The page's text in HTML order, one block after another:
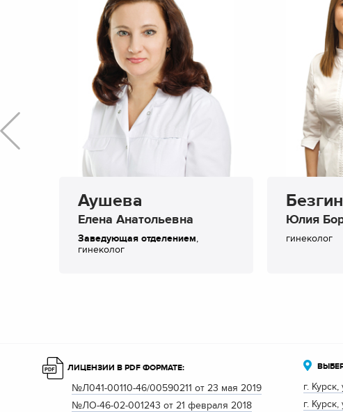
Аушева
Елена Анатольевна
Заведующая отделением,
гинеколог
Юлия
гинеколог
ЛИЦЕНЗИИ В PDF ФОРМАТЕ:
№Л041-00110-46/00590211 от 23 мая 2019
№ЛО-46-02-001243 от 21 февраля 2018
г.
г.